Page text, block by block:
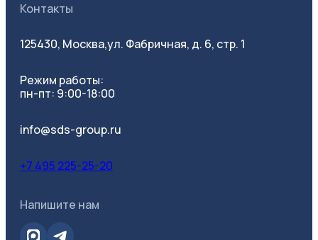
Контакты
125430, Москва,ул. Фабричная, д. 6, стр. 1
Режим работы:
пн-пт: 9:00-18:00
info@sds-group.ru
+7 495 225-25-20
Напишите нам